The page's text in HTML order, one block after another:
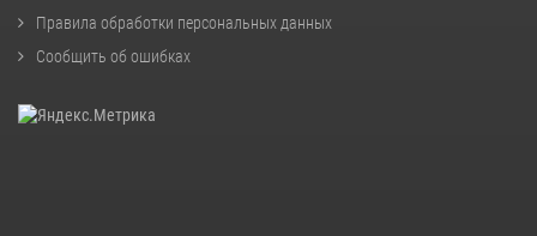
Правила обработки персональных данных
Сообщить об ошибках